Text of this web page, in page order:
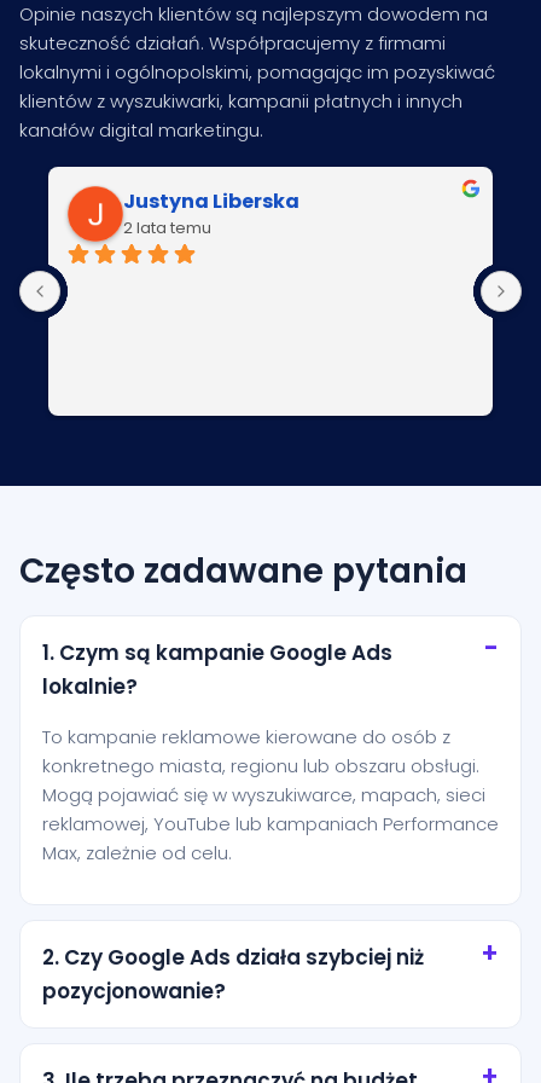
Opinie naszych klientów są najlepszym dowodem na
skuteczność działań. Współpracujemy z firmami
lokalnymi i ogólnopolskimi, pomagając im pozyskiwać
klientów z wyszukiwarki, kampanii płatnych i innych
kanałów digital marketingu.
Justyna Liberska
2 lata temu
Często zadawane pytania
1. Czym są kampanie Google Ads
lokalnie?
To kampanie reklamowe kierowane do osób z
konkretnego miasta, regionu lub obszaru obsługi.
Mogą pojawiać się w wyszukiwarce, mapach, sieci
reklamowej, YouTube lub kampaniach Performance
Max, zależnie od celu.
2. Czy Google Ads działa szybciej niż
pozycjonowanie?
Tak, reklamy mogą zacząć generować ruch niemal
od razu po uruchomieniu. Pozycjonowanie zwykle